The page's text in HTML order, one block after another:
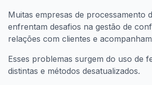
Muitas empresas de processamento
enfrentam desafios na gestão de
relações com clientes e
Esses problemas surgem do uso de
distintas e métodos desatualizados.